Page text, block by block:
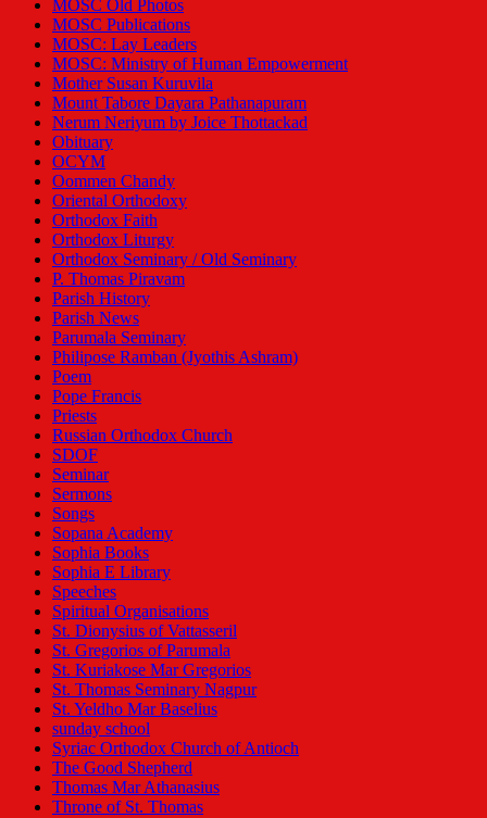
MOSC Old Photos
MOSC Publications
MOSC: Lay Leaders
MOSC: Ministry of Human Empowerment
Mother Susan Kuruvila
Mount Tabore Dayara Pathanapuram
Nerum Neriyum by Joice Thottackad
Obituary
OCYM
Oommen Chandy
Oriental Orthodoxy
Orthodox Faith
Orthodox Liturgy
Orthodox Seminary / Old Seminary
P. Thomas Piravam
Parish History
Parish News
Parumala Seminary
Philipose Ramban (Jyothis Ashram)
Poem
Pope Francis
Priests
Russian Orthodox Church
SDOF
Seminar
Sermons
Songs
Sopana Academy
Sophia Books
Sophia E Library
Speeches
Spiritual Organisations
St. Dionysius of Vattasseril
St. Gregorios of Parumala
St. Kuriakose Mar Gregorios
St. Thomas Seminary Nagpur
St. Yeldho Mar Baselius
sunday school
Syriac Orthodox Church of Antioch
The Good Shepherd
Thomas Mar Athanasius
Throne of St. Thomas